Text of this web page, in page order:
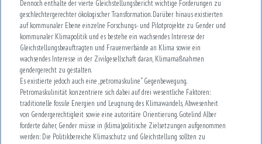
Dennoch enthalte der vierte Gleichstellungsbericht wichtige Forderungen zu
geschlechtergerechter ökologischer Transformation. Darüber hinaus existierten
auf kommunaler Ebene einzelne Forschungs- und Pilotprojekte zu Gender und
kommunaler Klimapolitik und es bestehe ein wachsendes Interesse der
Gleichstellungsbeauftragten und Frauenverbände an Klima sowie ein
wachsendes Interesse in der Zivilgesellschaft daran, Klimamaßnahmen
gendergerecht zu gestalten.
Es existierte jedoch auch eine „petromaskuline“ Gegenbewegung.
Petromaskulinität konzentriere sich dabei auf drei wesentliche Faktoren:
traditionelle fossile Energien und Leugnung des Klimawandels, Abwesenheit
von Gendergerechtigkeit sowie eine autoritäre Orientierung. Gotelind Alber
forderte daher, Gender müsse in (klima)politische Zielsetzungen aufgenommen
werden: Die Politikbereiche Klimaschutz und Gleichstellung sollten zu